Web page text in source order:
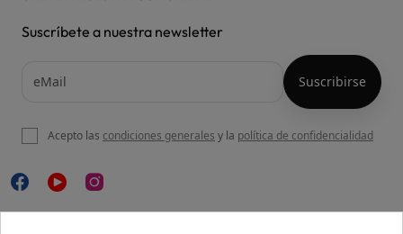
Suscríbete a nuestra newsletter
Acepto las condiciones generales y la política de confidencialidad